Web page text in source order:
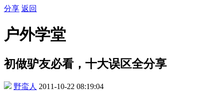
分享 返回
户外学堂
初做驴友必看，十大误区全分享
野蛮人 2011-10-22 08:19:04